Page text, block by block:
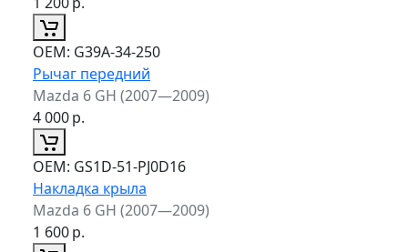
ОЕМ: G39A-34-250
Рычаг передний
Mazda 6 GH (2007—2009)
4 000р.
ОЕМ: GS1D-51-PJ0D16
Накладка крыла
Mazda 6 GH (2007—2009)
1 600р.